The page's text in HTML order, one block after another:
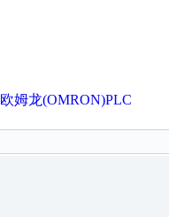
欧姆龙(OMRON)PLC